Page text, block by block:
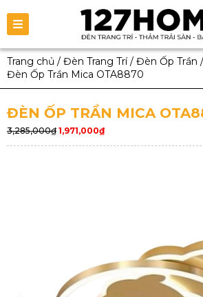
Trang chủ / Đèn Trang Trí/ Đèn Ốp Trần /
Đèn Ốp Trần Mica OTA8870
ĐÈN ỐP TRẦN MICA
3,285,000₫ 1,971,000₫